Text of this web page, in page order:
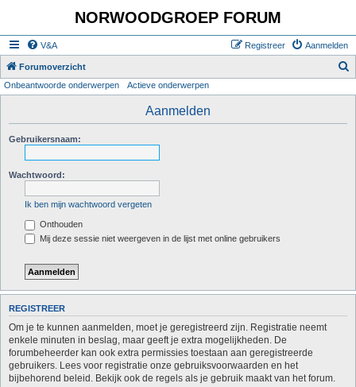
NORWOODGROEP FORUM
V&A Aanmelden
Registreer
Forumoverzicht
Onbeantwoorde onderwerpen Actieve onderwerpen
Aanmelden
Gebruikersnaam:
Wachtwoord:
Ik ben mijn wachtwoord vergeten
Onthouden
Mij deze sessie niet weergeven in de lijst met online gebruikers
REGISTREER
Om je te kunnen aanmelden, moet je geregistreerd zijn. Registratie neemt
enkele minuten in beslag, maar geeft je extra mogelijkheden. De
forumbeheerder kan ook extra permissies toestaan aan geregistreerde
gebruikers. Lees voor registratie onze gebruiksvoorwaarden en het
bijbehorend beleid. Bekijk ook de regels als je gebruik maakt van het forum.